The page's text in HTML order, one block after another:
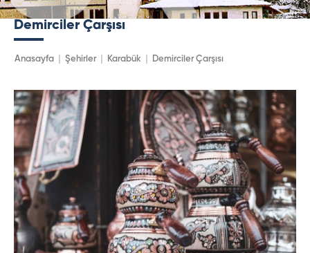
Demirciler Çarşısı
Anasayfa Şehirler Karabük Demirciler Çarşısı